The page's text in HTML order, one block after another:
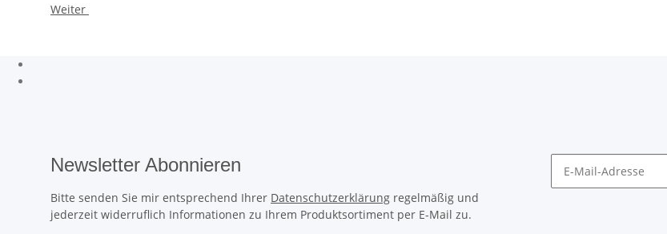
Weiter
Newsletter Abonnieren
Bitte senden Sie mir entsprechend Ihrer Datenschutzerklärung regelmäßig und
jederzeit widerruflich Informationen zu Ihrem Produktsortiment per E-Mail zu.